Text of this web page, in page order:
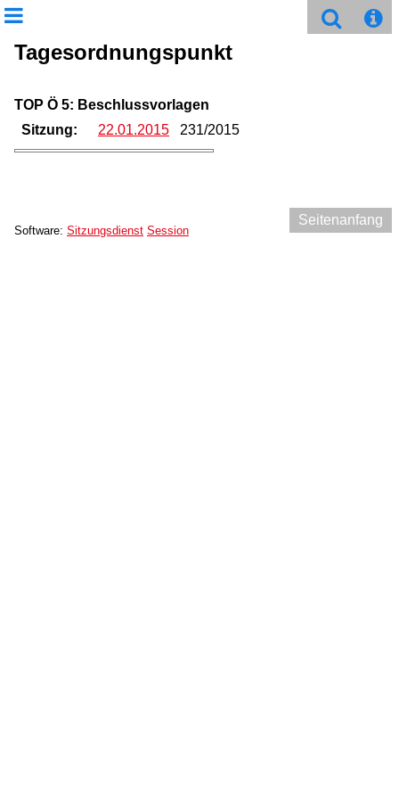
Tagesordnungspunkt
TOP Ö 5: Beschlussvorlagen
Sitzung:
22.01.2015 231/2015
Seitenanfang
Software: Sitzungsdienst Session